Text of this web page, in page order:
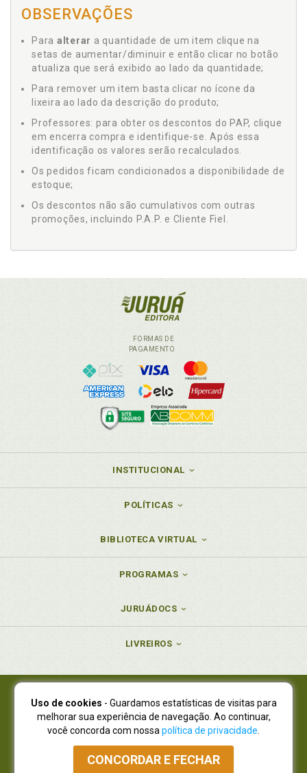
OBSERVAÇÕES
Para alterar a quantidade de um item clique na
setas de aumentar/diminuir e então clicar no botão
atualiza que será exibido ao lado da quantidade;
Para remover um item basta clicar no ícone da
lixeira ao lado da descrição do produto;
Professores: para obter os descontos do PAP, clique
em encerra compra e identifique-se. Após essa
identificação os valores serão recalculados.
Os pedidos ficam condicionados a disponibilidade de
estoque;
Os descontos não são cumulativos com outras
promoções, incluindo P.A.P. e Cliente Fiel.
FORMAS DE
PAGAMENTO
INSTITUCIONAL
POLÍTICAS
BIBLIOTECA VIRTUAL
PROGRAMAS
JURUÁDOCS
LIVREIROS
Juruá Editora Ltda., CNPJ 77.535.508/0001-19
Juruá Informática Ltda., CNPJ 01.701.561/0001-80
NOVO ENDEREÇO:R. Flávio Dallegrave, 7665, São Lourenço |
Curitiba - Paraná - CEP 82210-310
Atendimento: (41) 4009-3900|Vendas Atacado: (41) 4009-3939
Uso de cookies - Guardamos estatísticas de visitas para
melhorar sua experiência de navegação. Ao continuar,
você concorda com nossa política de privacidade
CONCORDAR E FECHAR